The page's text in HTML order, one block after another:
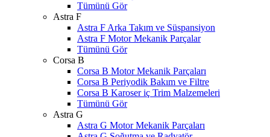
Tümünü Gör
Astra F
Astra F Arka Takım ve Süspansiyon
Astra F Motor Mekanik Parçalar
Tümünü Gör
Corsa B
Corsa B Motor Mekanik Parçaları
Corsa B Periyodik Bakım ve Filtre
Corsa B Karoser iç Trim Malzemeleri
Tümünü Gör
Astra G
Astra G Motor Mekanik Parçaları